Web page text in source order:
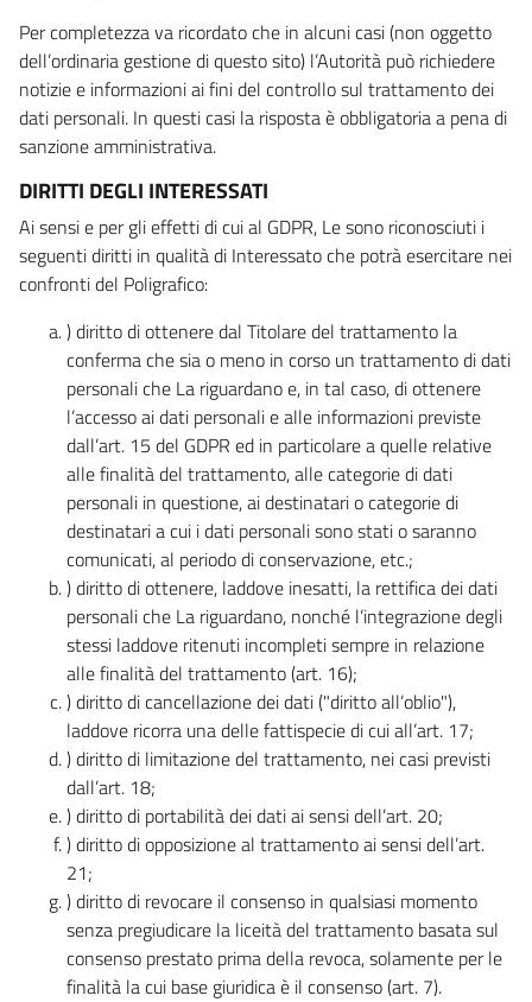
Per completezza va ricordato che in alcuni casi (non oggetto
dell’ordinaria gestione di questo sito) l’Autorità può richiedere
notizie e informazioni ai fini del controllo sul trattamento dei
dati personali. In questi casi la risposta è obbligatoria a pena di
sanzione amministrativa.
DIRITTI DEGLI INTERESSATI
Ai sensi e per gli effetti di cui al GDPR, Le sono riconosciuti i
seguenti diritti in qualità di Interessato che potrà esercitare nei
confronti del Poligrafico:
) diritto di ottenere dal Titolare del trattamento la
conferma che sia o meno in corso un trattamento di dati
personali che La riguardano e, in tal caso, di ottenere
l’accesso ai dati personali e alle informazioni previste
dall’art. 15 del GDPR ed in particolare a quelle relative
alle finalità del trattamento, alle categorie di dati
personali in questione, ai destinatari o categorie di
destinatari a cui i dati personali sono stati o saranno
comunicati, al periodo di conservazione, etc.;
) diritto di ottenere, laddove inesatti, la rettifica dei dati
personali che La riguardano, nonché l’integrazione degli
stessi laddove ritenuti incompleti sempre in relazione
alle finalità del trattamento (art. 16);
) diritto di cancellazione dei dati ("diritto all’oblio"),
laddove ricorra una delle fattispecie di cui all’art. 17;
) diritto di limitazione del trattamento, nei casi previsti
dall’art. 18;
) diritto di portabilità dei dati ai sensi dell’art. 20;
) diritto di opposizione al trattamento ai sensi dell’art.
21;
) diritto di revocare il consenso in qualsiasi momento
senza pregiudicare la liceità del trattamento basata sul
consenso prestato prima della revoca, solamente per le
finalità la cui base giuridica è il consenso (art. 7).